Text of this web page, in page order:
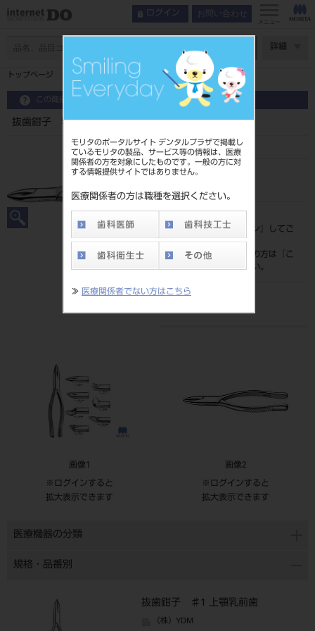
モリタのポータルサイト デンタルプラザで掲載し
ているモリタの製品、サービス等の情報は、医療
関係者の方を対象にしたものです。一般の方に対
する情報提供サイトではありません。
医療関係者の方は職種を選択ください。
≫ 医療関係者でない方はこちら
ログイン お問い合わせ
メニュー
詳細
トップページ 抜歯鉗子 乳歯用
この商品に関するお問い合わせ
抜歯鉗子 乳歯用
品目コード
価格の確認は『ログイン
』してご
覧ください。
ネット会員登録がまだの方は『
こ
ちら』より登録ください。
メーカー
株式会社YDM
画像1
※ログインすると
拡大表示できます
画像2
※ログインすると
拡大表示できます
医療機器の分類
規格・品番別
抜歯鉗子 ♯1 上顎乳前歯
（株）YDM